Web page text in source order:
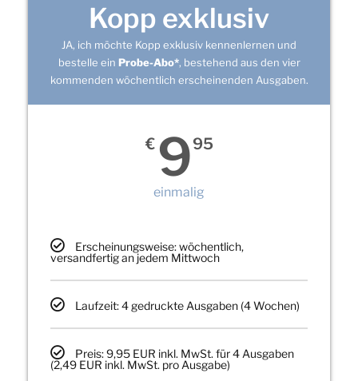
Kopp exklusiv
JA, ich möchte Kopp exklusiv kennenlernen und
bestelle ein Probe-Abo*, bestehend aus den vier
kommenden wöchentlich erscheinenden Ausgaben.
€ 995
einmalig
Erscheinungsweise: wöchentlich,
versandfertig an jedem Mittwoch
Laufzeit: 4 gedruckte Ausgaben (4 Wochen)
Preis: 9,95 EUR inkl. MwSt. für 4 Ausgaben
(2,49 EUR inkl. MwSt. pro Ausgabe)